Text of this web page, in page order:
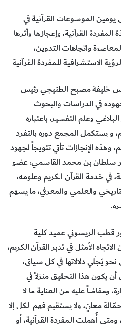
الموسوعات القرآنية في
القرآنية، وإعجازها وأثرها
واتجاهات التدوين،
الاستشرافية للمفردة القرآنية
خليفة مصبح الطنيجي رئيس
في الدراسات والبحوث
وعلم التفسير، باعتباره
و يستكمل المجمع دوره بالتفرد
وهذه الإنجازات تأتي تتويجاً لجهود
سلطان بن محمد القاسمي، عضو
في خدمة القرآن الكريم وعلومه،
والعلمي والمعرفي، ما يسهم
قطب الريسوني عميد كلية
الأمثل في تدبر القرآن الكريم،
يُجلّي دلالاتها في كل سياق،
يكون هذا التحقيق منزلاً في
ومفاضاً عليه من العناية ما لا
معانٍ، ولا يستقيم فهم الكل إلا
أُهملت المفردة القرآنية، أو